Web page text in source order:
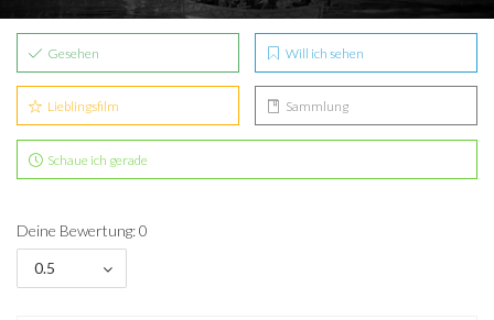
Gesehen Will ich sehen
Lieblingsfilm Sammlung
Schaue ich gerade
Deine Bewertung: 0
0.5